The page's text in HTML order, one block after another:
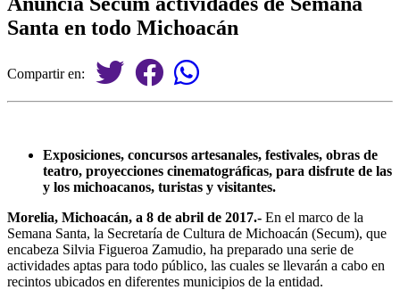
Santa en todo Michoacán
Compartir en:
Exposiciones, concursos artesanales, festivales, obras de
teatro, proyecciones cinematográficas, para disfrute de las
y los michoacanos, turistas y visitantes.
Morelia, Michoacán, a 8 de abril de 2017.- En el marco de la
Semana Santa, la Secretaría de Cultura de Michoacán (Secum), que
encabeza Silvia Figueroa Zamudio, ha preparado una serie de
actividades aptas para todo público, las cuales se llevarán a cabo en
recintos ubicados en diferentes municipios de la entidad.